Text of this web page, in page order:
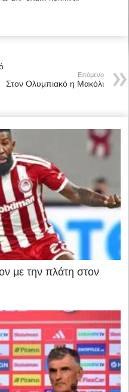
Επόμενο
Στον Ολυμπιακό η Μακόλι
με την πλάτη στον